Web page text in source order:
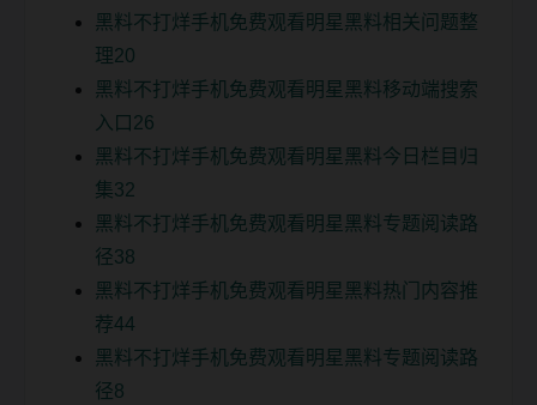
黑料不打烊手机免费观看明星黑料相关问题整
理20
黑料不打烊手机免费观看明星黑料移动端搜索
入口26
黑料不打烊手机免费观看明星黑料今日栏目归
集32
黑料不打烊手机免费观看明星黑料专题阅读路
径38
黑料不打烊手机免费观看明星黑料热门内容推
荐44
黑料不打烊手机免费观看明星黑料专题阅读路
径8